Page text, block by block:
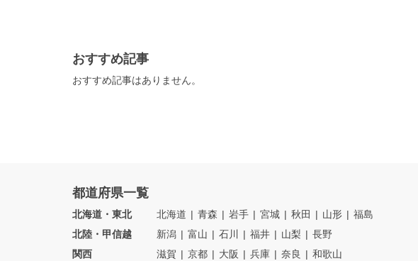
おすすめ記事
おすすめ記事はありません。
都道府県一覧
北海道・東北 北海道 青森 岩手 宮城 秋田 山形 福島
北陸・甲信越
新潟 富山 石川 福井 山梨 長野
関西
滋賀 京都 大阪 兵庫 奈良 和歌山